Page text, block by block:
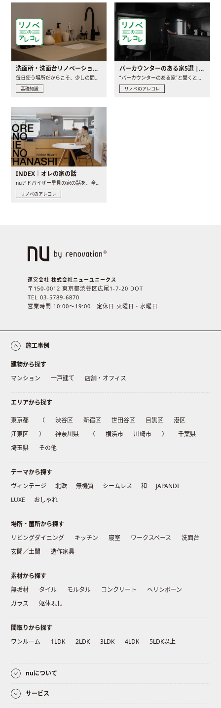
洗面所・洗面台リノベーションの事例と間取りアイデア
毎日使う場所だからこそ、少しの間取りの工夫や素材の選び方で..
基礎知識
バーカウンターのある家5選 | 日常に馴染む“距離の近い”キッチンとは
“バーカウンターのある家”と聞くと、少し特別な、大人のための..
リノベのアレコレ
INDEX｜オレの家の話
nuアドバイザー早見の家の話を、全4話でお届け。リノベーションを..
リノベのアレコレ
運営会社 株式会社ニューユニークス
〒150-0012 東京都渋谷区広尾1-7-20 DOT
TEL 03-5789-6870
営業時間 10:00〜19:00 定休日 火曜日・水曜日
施工事例
建物から探す
マンション
一戸建て 店舗・オフィス
エリアから探す
東京都 （ 渋谷区 新宿区 世田谷区 目黒区
港区
江東区
） 神奈川県 （ 横浜市 川崎市 ）
千葉県
埼玉県
その他
テーマから探す
ヴィンテージ
北欧 無機質 シームレス 和
JAPANDI
LUXE
おしゃれ
場所・箇所から探す
リビングダイニング
キッチン 寝室 ワークスペース
洗面台
玄関／土間
造作家具
素材から探す
無垢材
タイル モルタル コンクリート
ヘリンボーン
ガラス
躯体現し
間取りから探す
ワンルーム
1LDK 2LDK 3LDK 4LDK 5LDK以上
nuについて
サービス